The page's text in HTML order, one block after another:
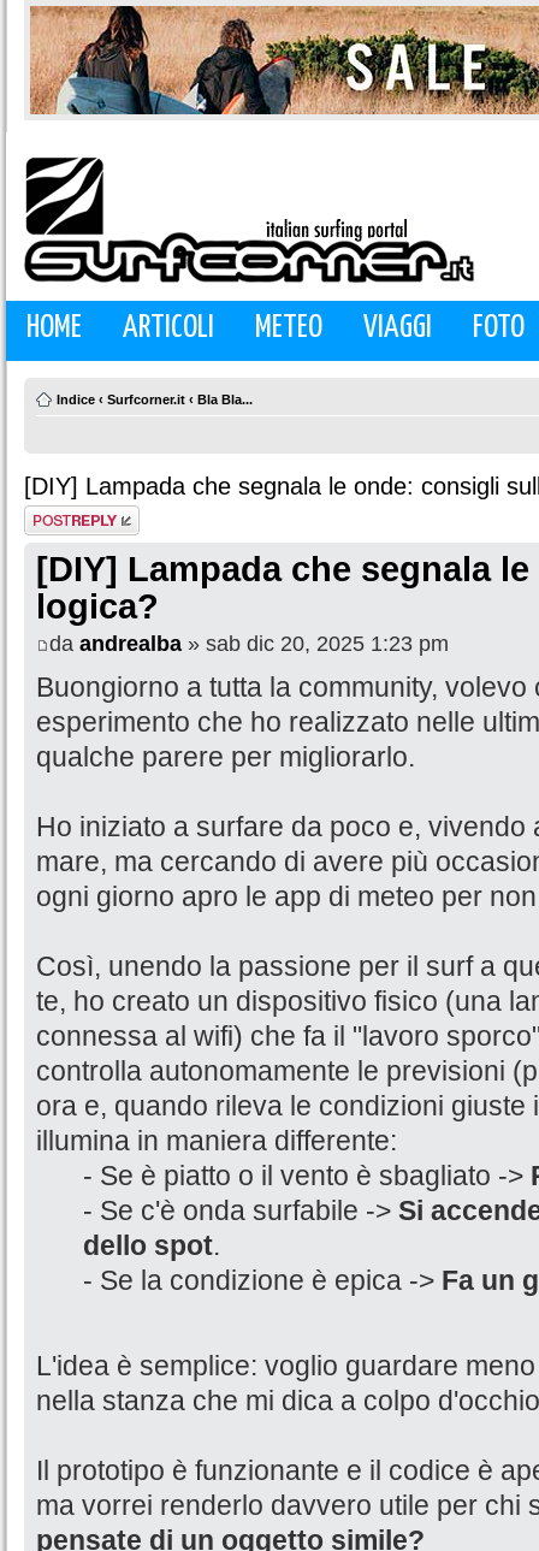
HOME ARTICOLI METEO VIAGGI FOTO
Indice ‹ Surfcorner.it ‹ Bla Bla...
[DIY] Lampada che segnala le onde: consigli
Rispondi al
messaggio
[DIY] Lampada che segnala
logica?
da andrealba » sab dic 20, 2025 1:23 pm
Buongiorno a tutta la community,
esperimento che ho realizzato nelle
qualche parere per migliorarlo.
Ho iniziato a surfare da poco e,
mare, ma cercando di avere più
ogni giorno apro le app di meteo per
Così, unendo la passione per il surf a
te, ho creato un dispositivo fisico (una
connessa al wifi) che fa il "lavoro
controlla autonomamente le previsioni
ora e, quando rileva le condizioni
illumina in maniera differente:
- Se è piatto o il vento è sbagliato ->
- Se c'è onda surfabile -> Si
dello spot.
- Se la condizione è epica -> Fa un
L'idea è semplice: voglio guardare
nella stanza che mi dica a colpo
Il prototipo è funzionante e il codice è
ma vorrei renderlo davvero utile per chi
pensate di un oggetto simile?